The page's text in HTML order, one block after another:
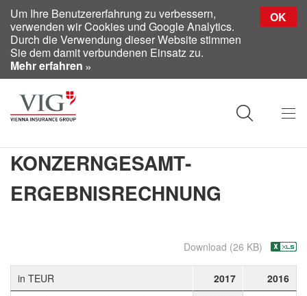
Um Ihre Benutzererfahrung zu verbessern,
verwenden wir Cookies und Google Analytics.
Durch die Verwendung dieser Website stimmen
Sie dem damit verbundenen Einsatz zu.
Mehr erfahren
OK
KONZERNGESAMT­
ERGEBNISRECHNUNG
Download (26 KB)
in TEUR 2017
2016